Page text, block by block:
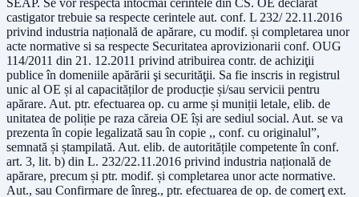
SEAP. Se vor respecta intocmai cerintele din CS. OE declarat
castigator trebuie sa respecte cerintele aut. conf. L 232/ 22.11.2016
privind industria națională de apărare, cu modif. și completarea unor
acte normative si sa respecte Securitatea aprovizionarii conf. OUG
114/2011 din 21. 12.2011 privind atribuirea contr. de achiziţii
publice în domeniile apărării şi securităţii. Sa fie inscris in registrul
unic al OE și al capacităților de producție și/sau servicii pentru
apărare. Aut. ptr. efectuarea op. cu arme și muniții letale, elib. de
unitatea de poliție pe raza căreia OE își are sediul social. Aut. se va
prezenta în copie legalizată sau în copie ,, conf. cu originalul”,
semnată și ștampilată. Aut. elib. de autoritățile competente în conf.
art. 3, lit. b) din L. 232/22.11.2016 privind industria națională de
apărare, precum și ptr. modif. și completarea unor acte normative.
Aut., sau Confirmare de înreg., ptr. efectuarea de op. de comerţ ext.